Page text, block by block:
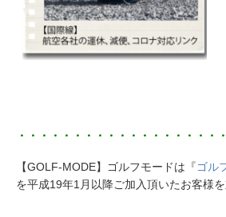
・・・・・・・・・・・・・・・・・
【GOLF-MODE】ゴルフモードは『ゴル
を平成19年1月以降ご加入頂いたお客様